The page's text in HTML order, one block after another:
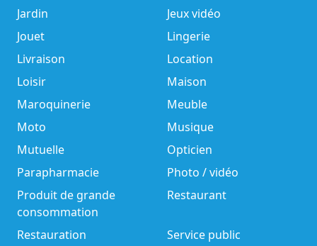
Jardin
Jeux vidéo
Jouet
Lingerie
Livraison
Location
Loisir
Maison
Maroquinerie
Meuble
Moto
Musique
Mutuelle
Opticien
Parapharmacie
Photo / vidéo
Produit de grande
consommation
Restaurant
Restauration Service public